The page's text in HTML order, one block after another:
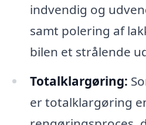
indvendig og
samt polering af
bilen et strålende
Totalklargøring:
er totalklargøring